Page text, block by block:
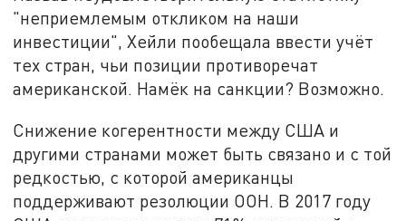
"неприемлемым откликом на наши
инвестиции", Хейли пообещала ввести учёт
тех стран, чьи позиции противоречат
американской. Намёк на санкции? Возможно.
Снижение когерентности между США и
другими странами может быть связано и с той
редкостью, с которой американцы
поддерживают резолюции ООН. В 2017 году